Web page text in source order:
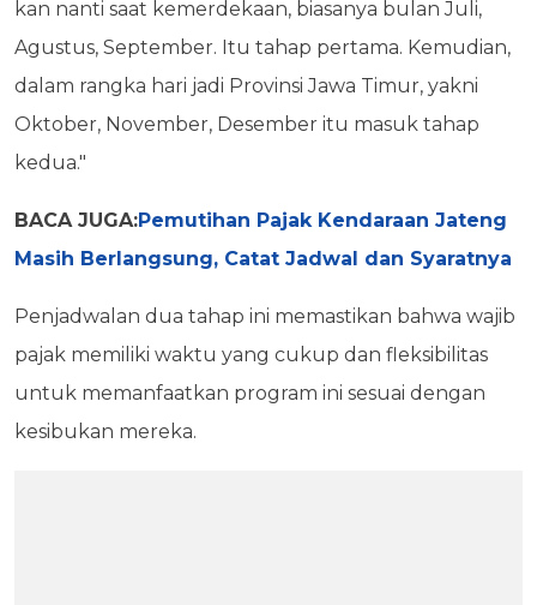
kan nanti saat kemerdekaan, biasanya bulan Juli,
Agustus, September. Itu tahap pertama. Kemudian,
dalam rangka hari jadi Provinsi Jawa Timur, yakni
Oktober, November, Desember itu masuk tahap
kedua."
BACA JUGA:Pemutihan Pajak Kendaraan Jateng
Masih Berlangsung, Catat Jadwal dan Syaratnya
Penjadwalan dua tahap ini memastikan bahwa wajib
pajak memiliki waktu yang cukup dan fleksibilitas
untuk memanfaatkan program ini sesuai dengan
kesibukan mereka.